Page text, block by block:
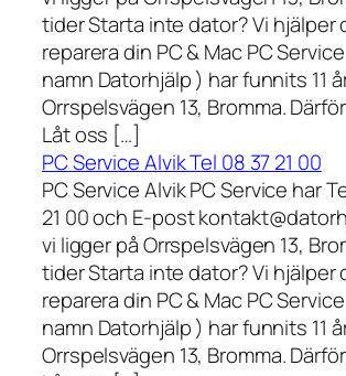
tider Starta inte dator? Vi hjälper
reparera din PC & Mac PC
namn Datorhjälp ) har funnits 11
Orrspelsvägen 13, Bromma.
Låt oss […]
PC Service Alvik Tel 08 37 21 00
PC Service Alvik PC Service har
21 00 och E-post
vi ligger på Orrspelsvägen 13,
tider Starta inte dator? Vi hjälper
reparera din PC & Mac PC
namn Datorhjälp ) har funnits 11
Orrspelsvägen 13, Bromma.